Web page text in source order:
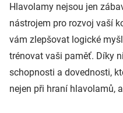
Hlavolamy nejsou jen
nástrojem pro rozvoj vaší
vám zlepšovat logické
trénovat vaši paměť. Díky
schopnosti a dovednosti,
nejen při hraní hlavolamů,